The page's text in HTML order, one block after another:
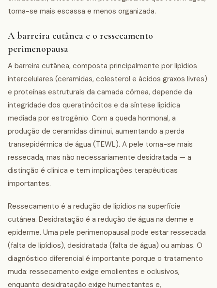
torna-se mais escassa e menos organizada.
A barreira cutânea e o ressecamento
perimenopausa
A barreira cutânea, composta principalmente por lipídios
intercelulares (ceramidas, colesterol e ácidos graxos livres)
e proteínas estruturais da camada córnea, depende da
integridade dos queratinócitos e da síntese lipídica
mediada por estrogênio. Com a queda hormonal, a
produção de ceramidas diminui, aumentando a perda
transepidérmica de água (TEWL). A pele torna-se mais
ressecada, mas não necessariamente desidratada — a
distinção é clínica e tem implicações terapêuticas
importantes.
Ressecamento é a redução de lipídios na superfície
cutânea. Desidratação é a redução de água na derme e
epiderme. Uma pele perimenopausal pode estar ressecada
(falta de lipídios), desidratada (falta de água) ou ambas. O
diagnóstico diferencial é importante porque o tratamento
muda: ressecamento exige emolientes e oclusivos,
enquanto desidratação exige humectantes e,